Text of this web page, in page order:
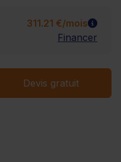
311.21 €/mois
Financer
Devis gratuit